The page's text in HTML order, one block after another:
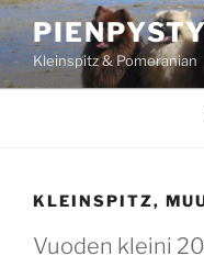
Siirry
sisältöön
Kleinspitz & Pomeranian
KLEINSPITZ,
Vuoden kleini